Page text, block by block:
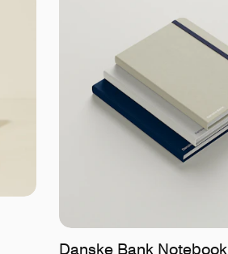
Danske Bank Notebook